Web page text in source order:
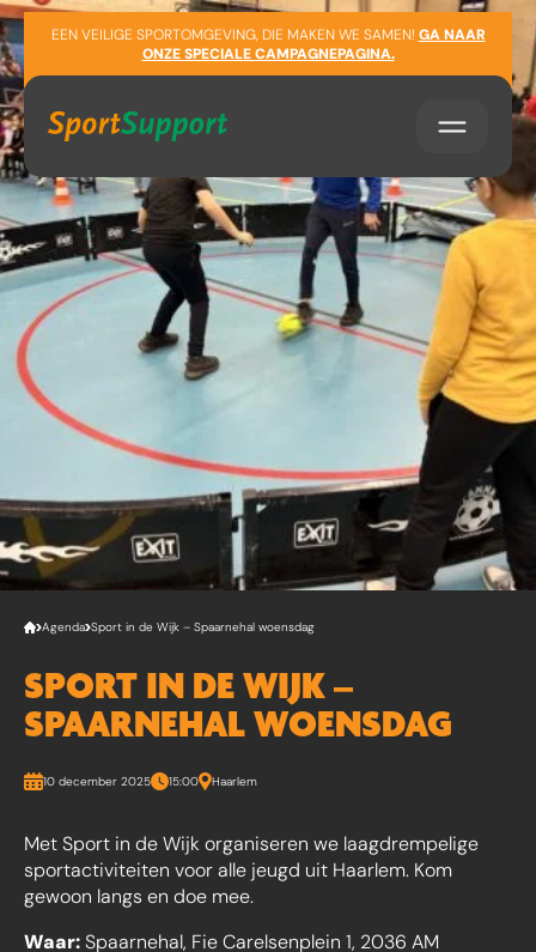
Sla navigatie over
EEN VEILIGE SPORTOMGEVING, DIE MAKEN WE SAMEN! GA NAAR
ONZE SPECIALE CAMPAGNEPAGINA.
Agenda Sport in de Wijk – Spaarnehal woensdag
SPORT IN DE WIJK –
SPAARNEHAL WOENSDAG
10 december 2025 15:00 Haarlem
Met Sport in de Wijk organiseren we laagdrempelige
sportactiviteiten voor alle jeugd uit Haarlem. Kom
gewoon langs en doe mee.
Waar:Spaarnehal, Fie Carelsenplein 1, 2036 AM